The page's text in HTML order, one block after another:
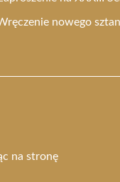
nowego
na stronę